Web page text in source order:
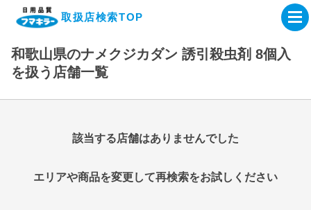
取扱店検索TOP
企業・IR情報サイト
製品情報サイト
オンラインショップ
製品検索はこちら
和歌山県のナメクジカダン 誘引殺虫剤 8個入
を扱う店舗一覧
該当する店舗はありませんでした
エリアや商品を変更して再検索をお試しください